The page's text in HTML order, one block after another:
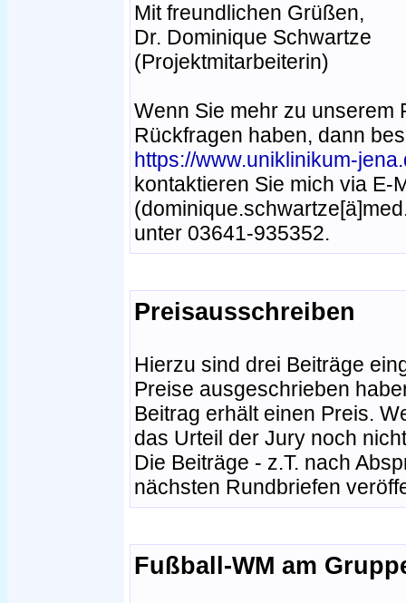
Mit freundlichen Grüßen,
Dr. Dominique Schwartze
(Projektmitarbeiterin)
Wenn Sie mehr zu unserem
Rückfragen haben, dann
https://www.uniklinikum-
kontaktieren Sie mich via E-
unter 03641-935352.
Preisausschreiben
Hierzu sind drei Beiträge
Preise ausgeschrieben
Beitrag erhält einen Preis.
das Urteil der Jury noch
Die Beiträge - z.T. nach
nächsten Rundbriefen
Fußball-WM am